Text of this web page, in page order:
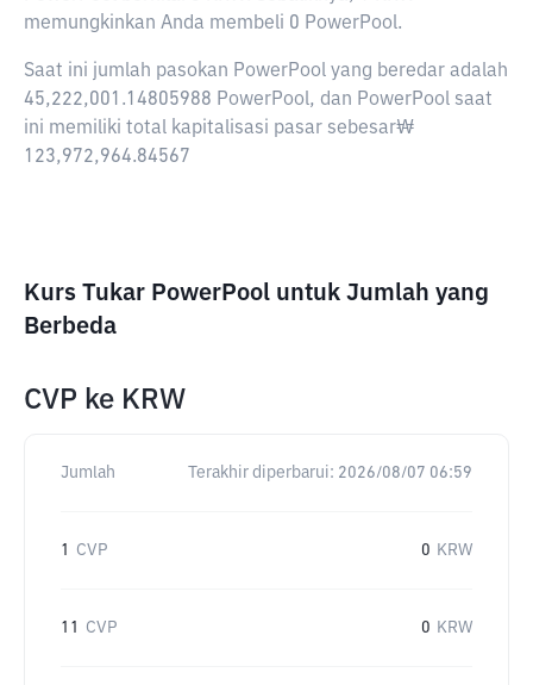
memungkinkan Anda membeli 0 PowerPool.
Saat ini jumlah pasokan PowerPool yang beredar adalah
45,222,001.14805988 PowerPool, dan PowerPool saat
ini memiliki total kapitalisasi pasar sebesar₩
123,972,964.84567
Kurs Tukar PowerPool untuk Jumlah yang
Berbeda
CVP ke KRW
Jumlah Terakhir diperbarui: 2026/08/07 06:59
1 CVP 0 KRW
11 CVP 0 KRW